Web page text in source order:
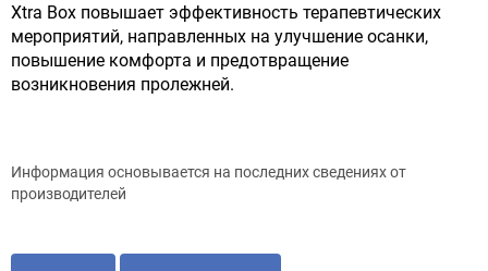
Xtra Box повышает эффективность терапевтических
мероприятий, направленных на улучшение осанки,
повышение комфорта и предотвращение
возникновения пролежней.
Информация основывается на последних сведениях от
производителей